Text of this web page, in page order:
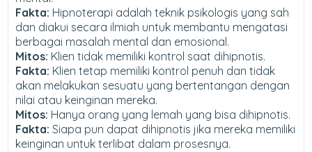
Fakta: Hipnoterapi adalah teknik psikologis yang sah
dan diakui secara ilmiah untuk membantu mengatasi
berbagai masalah mental dan emosional.
Mitos: Klien tidak memiliki kontrol saat dihipnotis.
Fakta: Klien tetap memiliki kontrol penuh dan tidak
akan melakukan sesuatu yang bertentangan dengan
nilai atau keinginan mereka.
Mitos: Hanya orang yang lemah yang bisa dihipnotis.
Fakta: Siapa pun dapat dihipnotis jika mereka memiliki
keinginan untuk terlibat dalam prosesnya.